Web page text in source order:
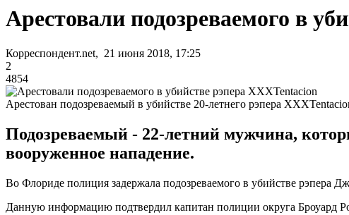
Арестовали подозреваемого в
Корреспондент.net, 21 июня 2018, 17:25
2
4854
Арестован подозреваемый в убийстве 20-летнего рэпера
Подозреваемый - 22-летний мужчина,
вооруженное нападение.
Во Флориде полиция задержала подозреваемого в убийстве
Данную информацию подтвердил капитан полиции округа Броуард